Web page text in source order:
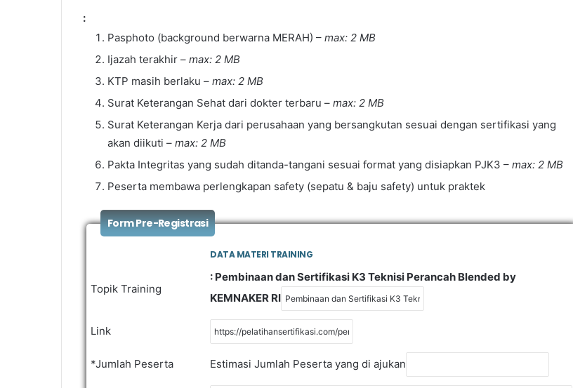
:
Pasphoto (background berwarna MERAH) – max: 2 MB
Ijazah terakhir – max: 2 MB
KTP masih berlaku – max: 2 MB
Surat Keterangan Sehat dari dokter terbaru – max: 2 MB
Surat Keterangan Kerja dari perusahaan yang bersangkutan sesuai dengan sertifikasi yang
akan diikuti – max: 2 MB
Pakta Integritas yang sudah ditanda-tangani sesuai format yang disiapkan PJK3 – max: 2 MB
Peserta membawa perlengkapan safety (sepatu & baju safety) untuk praktek
Form Pre-Registrasi
DATA MATERI TRAINING
Topik Training
: Pembinaan dan Sertifikasi K3 Teknisi Perancah Blended by
KEMNAKER RI
Link
*Jumlah Peserta Estimasi Jumlah Peserta yang di ajukan